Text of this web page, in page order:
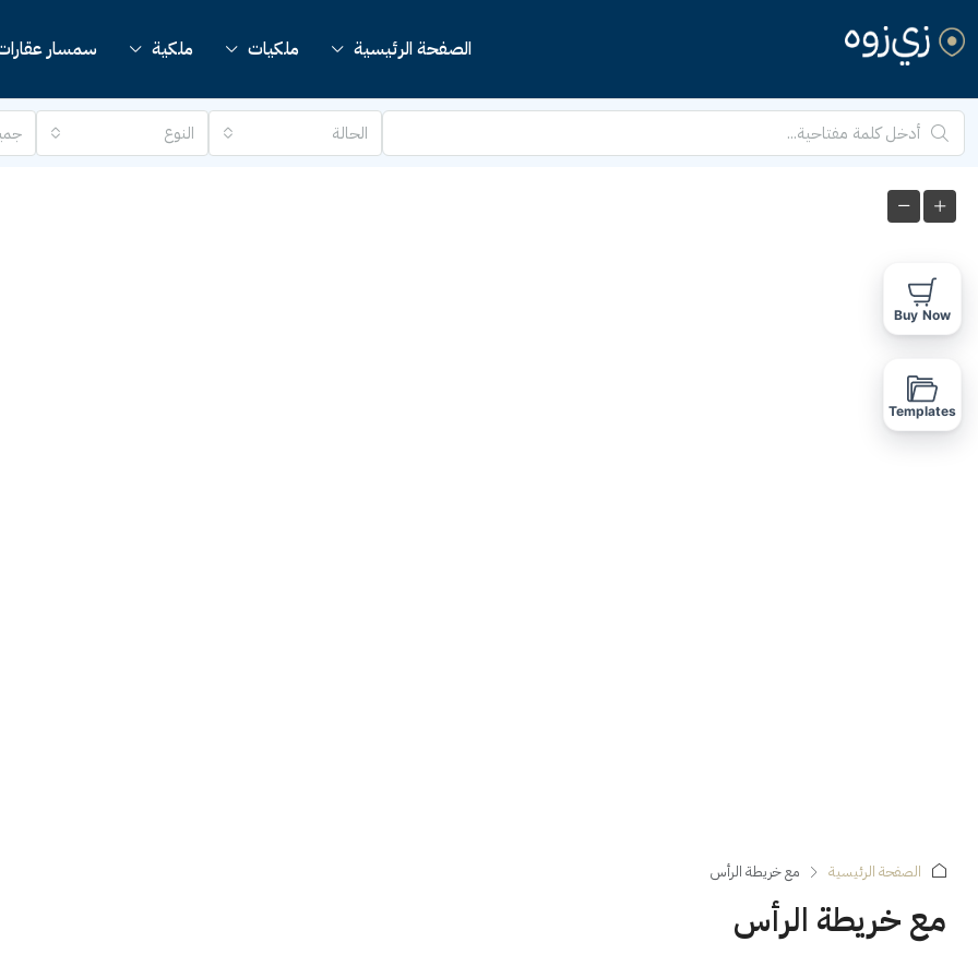
الصفحة الرئيسية ملكيات ملكية سمسار
الحالة النوع
الصفحة الرئيسية مع خريطة الرأس
مع خريطة الرأس
Buy Now
Templates